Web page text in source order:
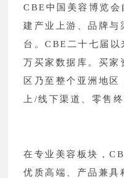
CBE中国美容博览
建产业上游、品牌与
台。CBE二十七届
万买家数据库。买家
区乃至整个亚洲地
上/线下渠道、零售
在专业美容板块，
优质高端、产品兼具